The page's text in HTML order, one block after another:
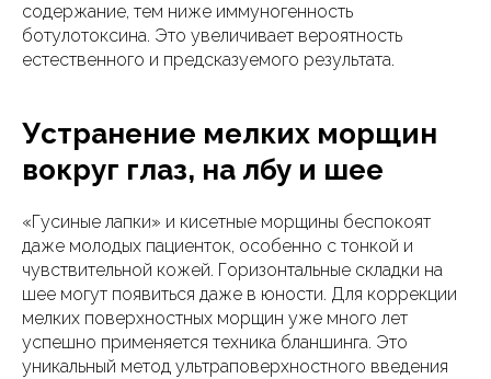
содержание, тем ниже иммуногенность
ботулотоксина. Это увеличивает вероятность
естественного и предсказуемого результата.
Устранение мелких морщин
вокруг глаз, на лбу и шее
«Гусиные лапки» и кисетные морщины беспокоят
даже молодых пациенток, особенно с тонкой и
чувствительной кожей. Горизонтальные складки на
шее могут появиться даже в юности. Для коррекции
мелких поверхностных морщин уже много лет
успешно применяется техника бланшинга. Это
уникальный метод ультраповерхностного введения